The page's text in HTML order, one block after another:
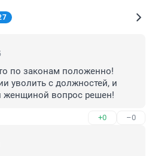
по законам положенно!
уволить с должностей, и
женщиной вопрос решен!
+0 –0